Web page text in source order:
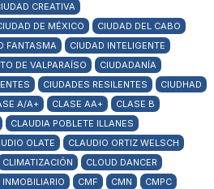
CREATIVA
DE MÉXICO
CIUDAD DEL CABO
FANTASMA
CIUDAD INTELIGENTE
DE VALPARAÍSO
CIUDADANÍA
CIUDADES RESILENTES
CIUDHAD
A/A+ CLASE AA+
CLASE B
CLAUDIA POBLETE ILLANES
OLATE
CLAUDIO ORTIZ WELSCH
CLIMATIZACIÓN
CLOUD DANCER
INMOBILIARIO CMF CMN
CMPC